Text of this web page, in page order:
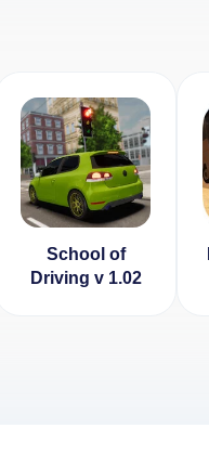
School of
Driving v 1.02